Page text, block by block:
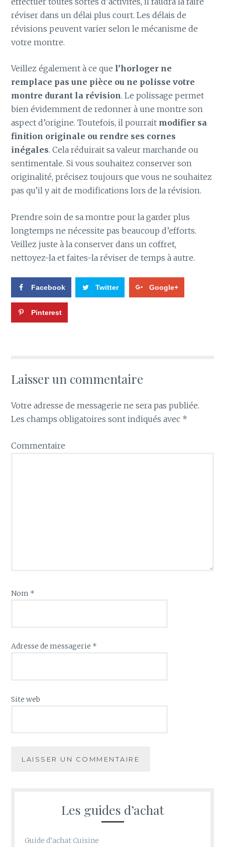
réviser dans un délai plus court. Les délais de
révisions peuvent varier selon le mécanisme de
votre montre.
Veillez également à ce que l’horloger ne
remplace pas une pièce ou ne polisse votre
montre durant la révision. Le polissage permet
bien évidemment de redonner à une montre son
aspect d’origine. Toutefois, il pourrait modifier sa
finition originale ou rendre ses cornes
inégales. Cela réduirait sa valeur marchande ou
sentimentale. Si vous souhaitez conserver son
originalité, précisez toujours que vous ne souhaitez
pas qu’il y ait de modifications lors de la révision.
Prendre soin de sa montre pour la garder plus
longtemps ne nécessite pas beaucoup d’efforts.
Veillez juste à la conserver dans un coffret,
nettoyez-la et faites-la réviser de temps à autre.
Facebook Twitter Google+
Pinterest
Laisser un commentaire
Votre adresse de messagerie ne sera pas publiée.
Les champs obligatoires sont indiqués avec *
Commentaire
Nom *
Adresse de messagerie *
Site web
Les guides d’achat
Guide d’achat Cuisine